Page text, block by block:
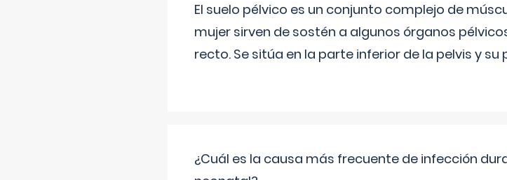
El suelo pélvico es un conjunto complejo de
mujer sirven de sostén a algunos órganos
recto. Se sitúa en la parte inferior de la pelvis y
¿Cuál es la causa más frecuente de infección